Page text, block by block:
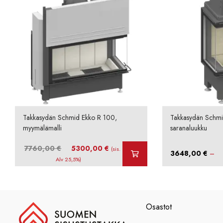
Takkasydän Schmid Ekko R 100,
myymälämalli
7760,00€
Alkuperäinen
hinta
oli:
5300,00€ Nykyinen
on:
(sis.
Alv 25,5%)
Takkasydän
saranaluukku
3648,00 € –
Osastot